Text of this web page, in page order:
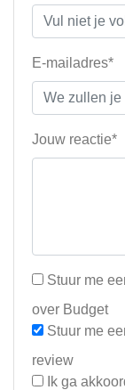
E-mailadres*
Jouw reactie*
Stuur me
over Budget
Stuur me
review
Ik ga